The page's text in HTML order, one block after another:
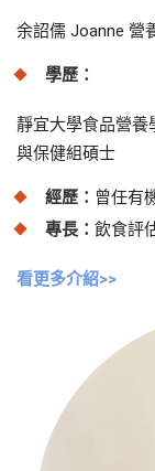
余詔儒 Joanne 營
學歷：
靜宜大學食品營養
與保健組碩士
經歷： 曾任有
專長： 飲食評
看更多介紹>>